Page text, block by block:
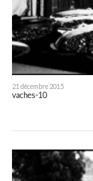
21 décembre 2015
vaches-10